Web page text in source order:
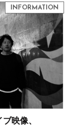
映像、